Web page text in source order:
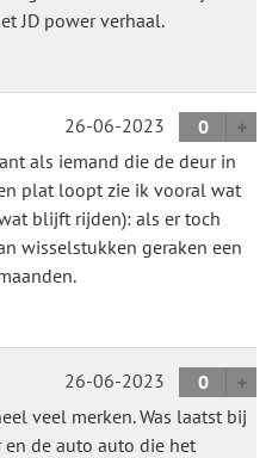
JD power verhaal.
26-06-2023
0
als iemand die de deur in
plat loopt zie ik vooral wat
blijft rijden): als er toch
wisselstukken geraken een
26-06-2023
0
veel merken. Was laatst bij
de auto auto die het